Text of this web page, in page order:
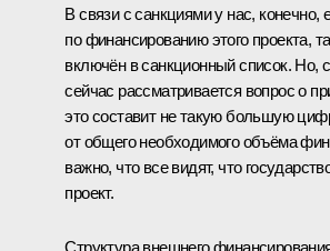
В связи с санкциями у нас, конечно,
по финансированию этого проекта,
включён в санкционный список. Но,
сейчас рассматривается вопрос о
это составит не такую большую
от общего необходимого объёма
важно, что все видят, что
проект.
Структура внешнего